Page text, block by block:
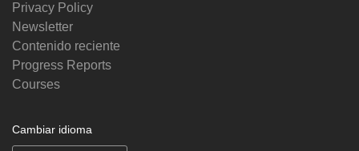
Privacy Policy
Newsletter
Contenido reciente
Progress Reports
Courses
Cambiar idioma